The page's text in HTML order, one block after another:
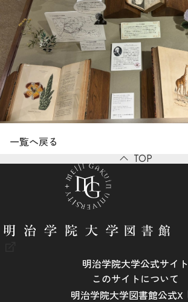
一覧へ戻る
TOP
明治学院大学公式サイト
このサイトについて
明治学院大学図書館公式X